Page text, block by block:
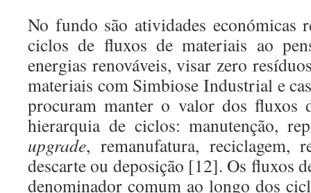
No fundo são atividades económicas
ciclos de fluxos de materiais ao
energias renováveis, visar zero
materiais com Simbiose Industrial e
procuram manter o valor dos fluxos
hierarquia de ciclos: manutenção,
upgrade, remanufatura, reciclagem,
descarte ou deposição [12]. Os fluxos
denominador comum ao longo dos